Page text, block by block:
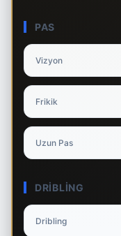
PAS
Vizyon
Frikik
Uzun Pas
DRIBLING
Dribling